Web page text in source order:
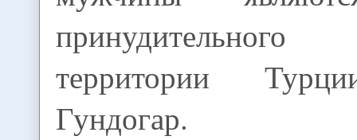
территории
Гундогар.